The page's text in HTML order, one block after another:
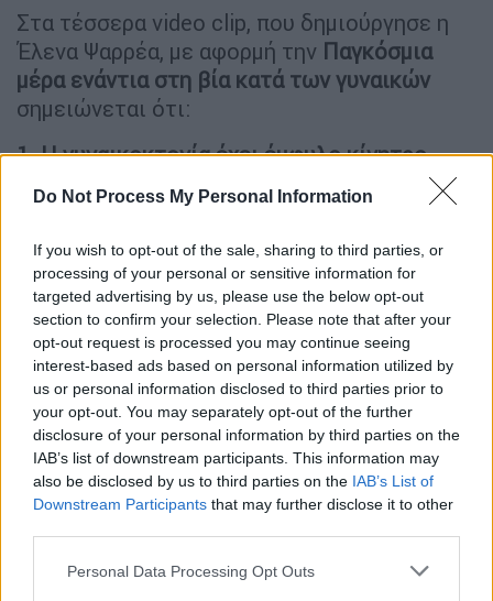
Do Not Process My Personal Information
If you wish to opt-out of the sale, sharing to third parties, or
processing of your personal or sensitive information for
targeted advertising by us, please use the below opt-out
section to confirm your selection. Please note that after your
opt-out request is processed you may continue seeing
interest-based ads based on personal information utilized by
us or personal information disclosed to third parties prior to
your opt-out. You may separately opt-out of the further
disclosure of your personal information by third parties on the
IAB’s list of downstream participants. This information may
also be disclosed by us to third parties on the IAB’s List of
Downstream Participants that may further disclose it to other
Please note that this website/app uses one or more Google
Personal Data Processing Opt Outs
Στα τέσσερα video clip, που δημιούργησε η
Έλενα Ψαρρέα, με αφορμή την Παγκόσμια
μέρα ενάντια στη βία κατά των γυναικών
σημειώνεται ότι:
1. Η γυναικοκτονία έχει έμφυλο κίνητρο.
View this post on Instagram